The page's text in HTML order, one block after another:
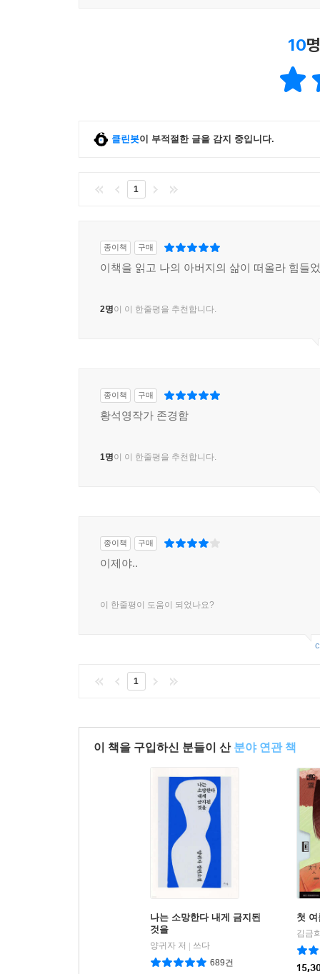
10
클린봇이 부적절한 글을 감지 중입니다.
1
종이책 구매
이책을 읽고 나의 아버지의 삶이 떠올라 힘들
2명이 이 한줄평을 추천합니다.
종이책 구매
황석영작가 존경함
1명이 이 한줄평을 추천합니다.
종이책 구매
이제야..
이 한줄평이 도움이 되었나요?
1
이 책을 구입하신 분들이 산 분야 연관 책
나는 소망한다 내게 금지된
것을
양귀자 저
쓰다
689건
첫
김금